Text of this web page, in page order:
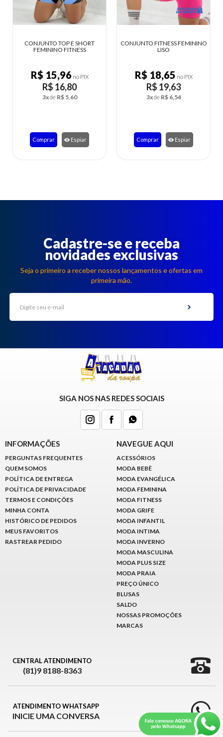
CONJUNTO FITNESS FEMININO
LISO
R$ 18,65no PIX
R$ 19,63
3xdeR$ 6,54
Comprar Espiar
CONJUNTO FITNESS SUPLEX
R$ 15,68no PIX
R$ 16,50
3xdeR$ 5,50
Comprar Espiar
Cadastre-se e receba
novidades exclusivas
Seja o primeiro a receber nossos lançamentos e ofertas em
primeira mão.
SIGA NOS NAS REDES SOCIAIS
INFORMAÇÕES
PERGUNTAS FREQUENTES
QUEM SOMOS
POLÍTICA DE ENTREGA
POLÍTICA DE PRIVACIDADE
TERMOS E CONDIÇÕES
MINHA CONTA
HISTÓRICO DE PEDIDOS
MEUS FAVORITOS
RASTREAR PEDIDO
NAVEGUE AQUI
ACESSÓRIOS
MODA BEBÊ
MODA EVANGÉLICA
MODA FEMININA
MODA FITNESS
MODA GRIFE
MODA INFANTIL
MODA INTIMA
MODA INVERNO
MODA MASCULINA
MODA PLUS SIZE
MODA PRAIA
PREÇO ÚNICO
BLUSAS
SALDO
NOSSAS PROMOÇÕES
MARCAS
CENTRAL ATENDIMENTO
(81)9 8188-8363
ATENDIMENTO WHATSAPP
INICIE UMA CONVERSA